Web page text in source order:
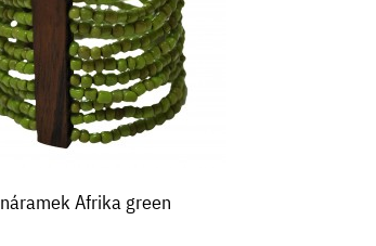
náramek Afrika green